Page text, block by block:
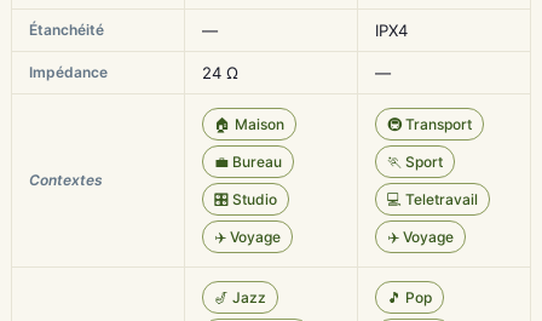
Étanchéité — IPX4
Impédance 24 Ω —
Contextes
🏠 Maison
💼 Bureau
🎛️ Studio
✈️ Voyage
🚇 Transport
🏃 Sport
💻 Teletravail
✈️ Voyage
🎷 Jazz 🎵 Pop